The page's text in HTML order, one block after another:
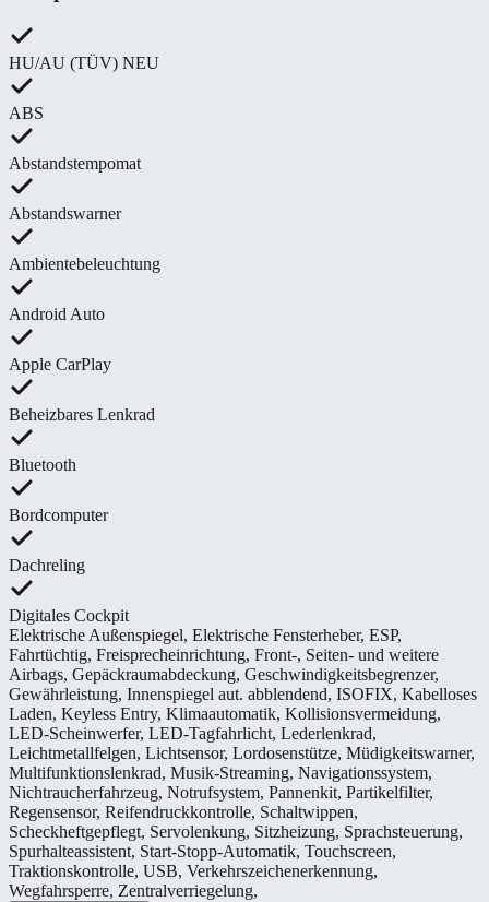
HU/AU (TÜV) NEU
ABS
Abstandstempomat
Abstandswarner
Ambientebeleuchtung
Android Auto
Apple CarPlay
Beheizbares Lenkrad
Bluetooth
Bordcomputer
Dachreling
Digitales Cockpit
Elektrische Außenspiegel, Elektrische Fensterheber, ESP,
Fahrtüchtig, Freisprecheinrichtung, Front-, Seiten- und weitere
Airbags, Gepäckraumabdeckung, Geschwindigkeitsbegrenzer,
Gewährleistung, Innenspiegel aut. abblendend, ISOFIX, Kabelloses
Laden, Keyless Entry, Klimaautomatik, Kollisionsvermeidung,
LED-Scheinwerfer, LED-Tagfahrlicht, Lederlenkrad,
Leichtmetallfelgen, Lichtsensor, Lordosenstütze, Müdigkeitswarner,
Multifunktionslenkrad, Musik-Streaming, Navigationssystem,
Nichtraucherfahrzeug, Notrufsystem, Pannenkit, Partikelfilter,
Regensensor, Reifendruckkontrolle, Schaltwippen,
Scheckheftgepflegt, Servolenkung, Sitzheizung, Sprachsteuerung,
Spurhalteassistent, Start-Stopp-Automatik, Touchscreen,
Traktionskontrolle, USB, Verkehrszeichenerkennung,
Wegfahrsperre, Zentralverriegelung,